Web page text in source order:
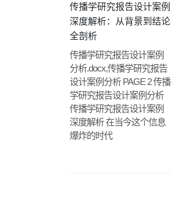
传播学研究报告设计案例
深度解析：从背景到结论
全剖析
传播学研究报告设计案例
分析.docx,传播学研究报告
设计案例分析 PAGE 2 传播
学研究报告设计案例分析
传播学研究报告设计案例
深度解析 在当今这个信息
爆炸的时代